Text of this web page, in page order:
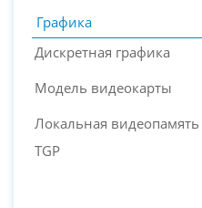
Графика
Дискретная графика
Модель видеокарты
Локальная видеопамять
TGP